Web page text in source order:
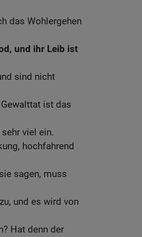
das Wohlergehen
und ihr Leib ist
sind nicht
ist das
viel ein.
hochfahrend
sagen, muss
und es wird von
Hat denn der